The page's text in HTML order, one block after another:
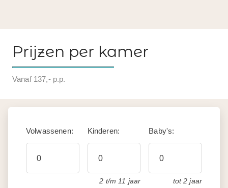
Prijzen per kamer
Vanaf 137,- p.p.
Volwassenen: Kinderen:
2 t/m 11 jaar
Baby's:
tot 2 jaar